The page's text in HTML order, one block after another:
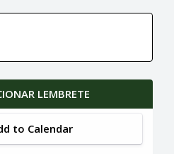
LEMBRETE
to Calendar